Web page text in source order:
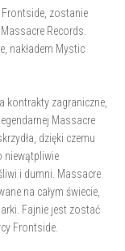
zostanie
Records.
nakładem Mystic
kontrakty zagraniczne,
Massacre
dzięki czemu
niewątpliwie
i dumni. Massacre
na całym świecie,
Fajnie jest zostać
Frontside.